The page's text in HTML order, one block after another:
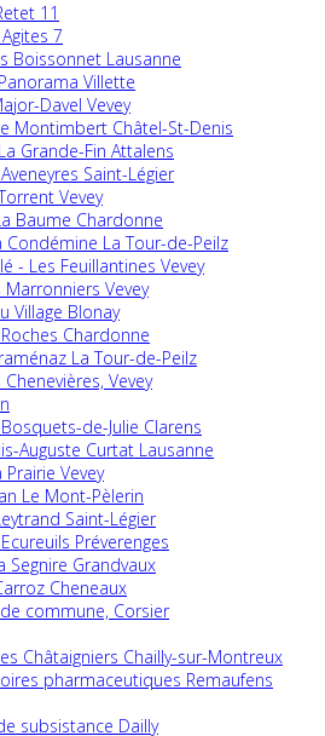
11
7
Boissonnet Lausanne
Villette
Davel Vevey
Montimbert Châtel-St-Denis
Grande-Fin Attalens
Saint-Légier
Vevey
Baume Chardonne
Condémine La Tour-de-Peilz
- Les Feuillantines Vevey
Marronniers Vevey
Village Blonay
Chardonne
La Tour-de-Peilz
Chenevières, Vevey
de-Julie Clarens
Auguste Curtat Lausanne
Prairie Vevey
Le Mont-Pèlerin
Saint-Légier
Préverenges
Segnire Grandvaux
Cheneaux
commune, Corsier
Châtaigniers Chailly-sur-Montreux
pharmaceutiques Remaufens
subsistance Dailly